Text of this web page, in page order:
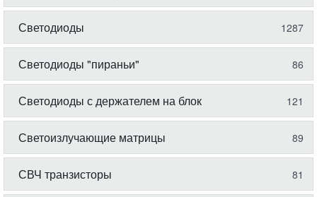
Светодиоды 1287
Светодиоды "пираньи" 86
Светодиоды с держателем на блок 121
Светоизлучающие матрицы 89
СВЧ транзисторы 81